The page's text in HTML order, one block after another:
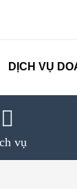
DỊCH VỤ
vụ